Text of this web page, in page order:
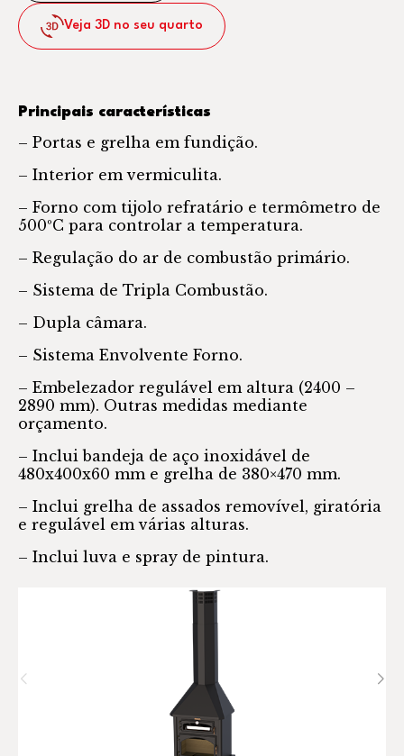
Veja 3D no seu quarto
Principais características
– Portas e grelha em fundição.
– Interior em vermiculita.
– Forno com tijolo refratário e termômetro de
500ºC para controlar a temperatura.
– Regulação do ar de combustão primário.
– Sistema de Tripla Combustão.
– Dupla câmara.
– Sistema Envolvente Forno.
– Embelezador regulável em altura (2400 –
2890 mm). Outras medidas mediante
orçamento.
– Inclui bandeja de aço inoxidável de
480x400x60 mm e grelha de 380×470 mm.
– Inclui grelha de assados removível, giratória
e regulável em várias alturas.
– Inclui luva e spray de pintura.